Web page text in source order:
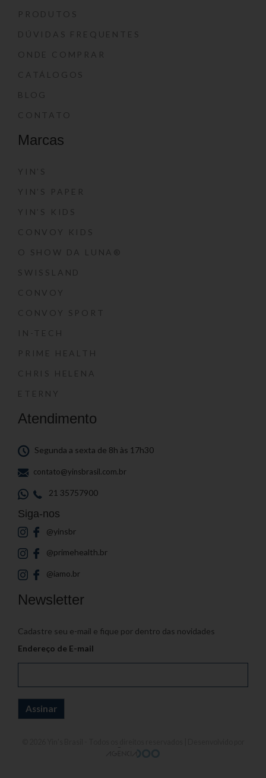
PRODUTOS
DÚVIDAS FREQUENTES
ONDE COMPRAR
CATÁLOGOS
BLOG
CONTATO
Marcas
YIN’S
YIN’S PAPER
YIN’S KIDS
CONVOY KIDS
O SHOW DA LUNA®
SWISSLAND
CONVOY
CONVOY SPORT
IN-TECH
PRIME HEALTH
CHRIS HELENA
ETERNY
Atendimento
Segunda a sexta de 8h às 17h30
contato@yinsbrasil.com.br
21 35757900
Siga-nos
@yinsbr
@primehealth.br
@iamo.br
Newsletter
Cadastre seu e-mail e fique por dentro das novidades
Endereço de E-mail